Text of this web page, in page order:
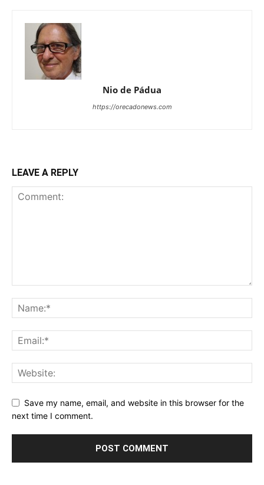
Nio de Pádua
https://orecadonews.com
LEAVE A REPLY
Save my name, email, and website in this browser for the
next time I comment.